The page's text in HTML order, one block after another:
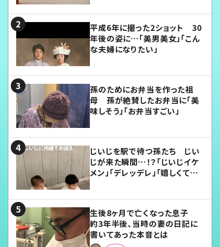
平成6年に撮った2ショット 30
年後の姿に…「美男美女」「こん
な夫婦になりたい」
孫のためにお弁当を作った祖
母 孫が絶賛したお弁当に「美
味しそう」「お弁当すごい」
じいじを駅で待つ孫たち じい
じが来た瞬間…！？「じいじイケ
メン」「デレッデレ」「嬉しくて可
生後8ヶ月で亡くなった息子
約3年半後、当時の妻の日記に
書いてあった本音とは